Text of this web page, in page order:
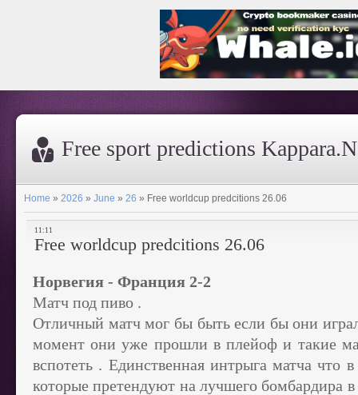
Free sport predictions
Home » 2026 » June » 26 » Free worldcup predcitions 26.06
11:11
Free worldcup predcitions 26.06
Норвегия - Франция 2-2
Матч под пиво .
Отличный матч мог бы быть если бы они
момент они уже прошли в плейоф и такие
вспотеть . Единственная интрыга матча что
которые претендуют на лучшего бомбардира